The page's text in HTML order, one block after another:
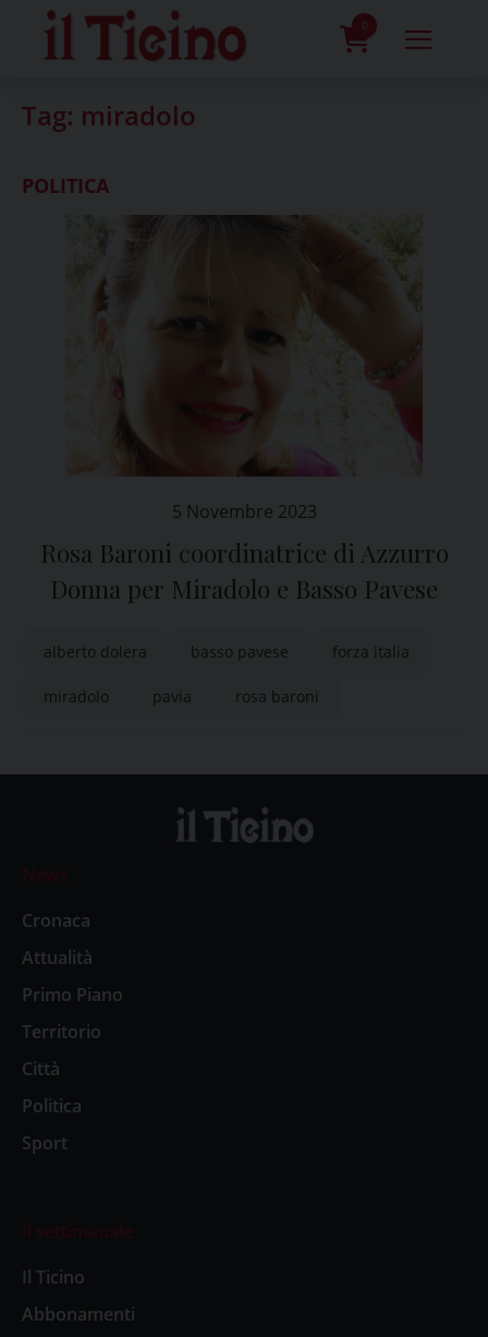
content
0
Tag: miradolo
POLITICA
5 Novembre 2023
Rosa Baroni coordinatrice di Azzurro
Donna per Miradolo e Basso Pavese
alberto dolera basso pavese forza italia
miradolo pavia rosa baroni
News
Cronaca
Attualità
Primo Piano
Territorio
Città
Politica
Sport
Il settimanale
Il Ticino
Abbonamenti